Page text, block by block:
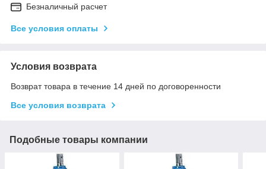
Безналичный расчет
Все условия оплаты
Условия возврата
Возврат товара в течение 14 дней по договоренности
Все условия возврата
Подобные товары компании